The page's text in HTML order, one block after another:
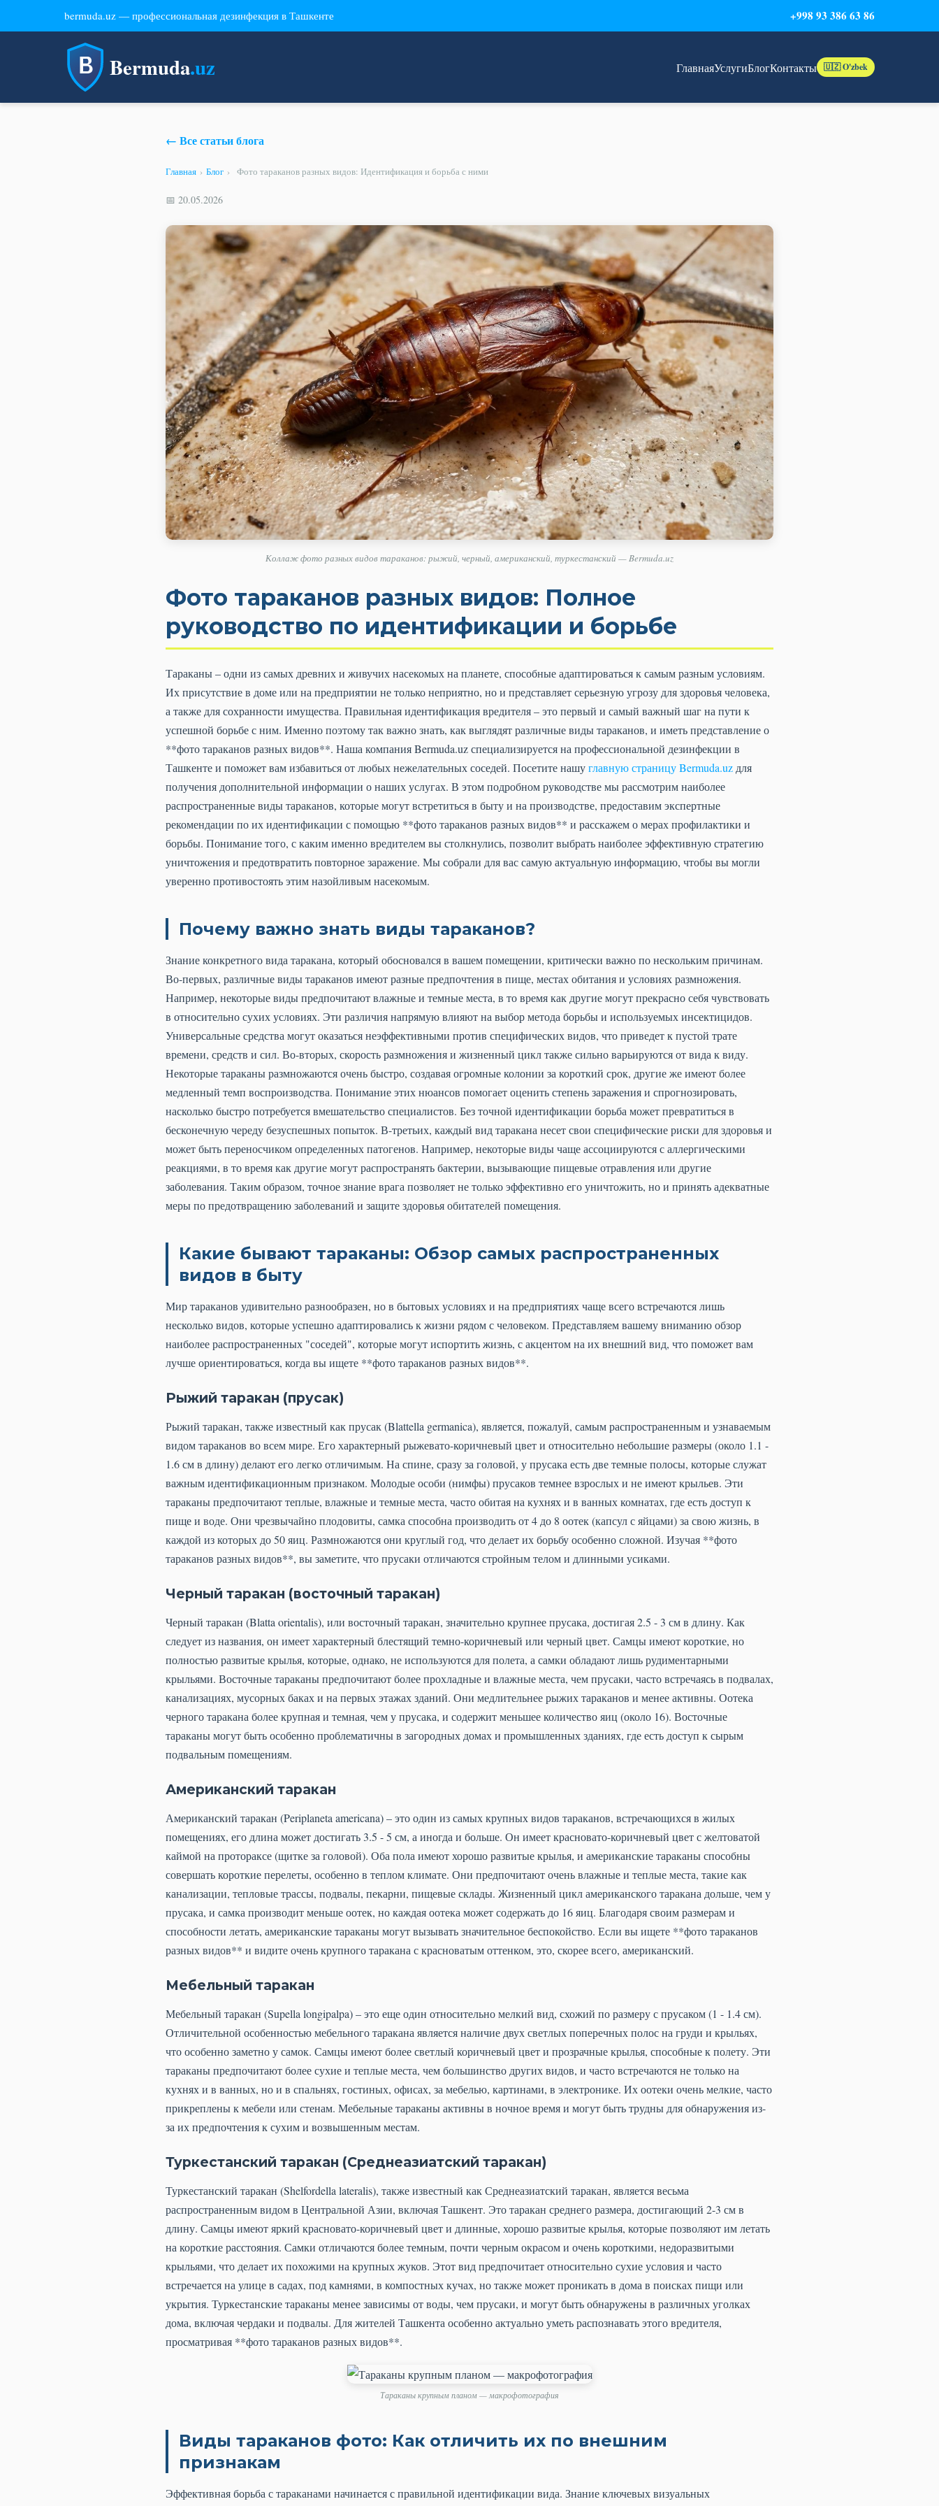
bermuda.uz — профессиональная дезинфекция в Ташкенте +998 93 386 63 86
Bermuda.uz ГлавнаяУслугиБлогКонтакты 🇺🇿 O'zbek
← Все статьи блога
Главная › Блог › Фото тараканов разных видов: Идентификация и борьба с ними
📅 20.05.2026
Коллаж фото разных видов тараканов: рыжий, черный, американский, туркестанский — Bermuda.uz
Фото тараканов разных видов: Полное
руководство по идентификации и борьбе
Тараканы – одни из самых древних и живучих насекомых на планете, способные адаптироваться к самым разным условиям.
Их присутствие в доме или на предприятии не только неприятно, но и представляет серьезную угрозу для здоровья человека,
а также для сохранности имущества. Правильная идентификация вредителя – это первый и самый важный шаг на пути к
успешной борьбе с ним. Именно поэтому так важно знать, как выглядят различные виды тараканов, и иметь представление о
**фото тараканов разных видов**. Наша компания Bermuda.uz специализируется на профессиональной дезинфекции в
Ташкенте и поможет вам избавиться от любых нежелательных соседей. Посетите нашуглавную страницу Bermuda.uz для
получения дополнительной информации о наших услугах. В этом подробном руководстве мы рассмотрим наиболее
распространенные виды тараканов, которые могут встретиться в быту и на производстве, предоставим экспертные
рекомендации по их идентификации с помощью **фото тараканов разных видов** и расскажем о мерах профилактики и
борьбы. Понимание того, с каким именно вредителем вы столкнулись, позволит выбрать наиболее эффективную стратегию
уничтожения и предотвратить повторное заражение. Мы собрали для вас самую актуальную информацию, чтобы вы могли
уверенно противостоять этим назойливым насекомым.
Почему важно знать виды тараканов?
Знание конкретного вида таракана, который обосновался в вашем помещении, критически важно по нескольким причинам.
Во-первых, различные виды тараканов имеют разные предпочтения в пище, местах обитания и условиях размножения.
Например, некоторые виды предпочитают влажные и темные места, в то время как другие могут прекрасно себя чувствовать
в относительно сухих условиях. Эти различия напрямую влияют на выбор метода борьбы и используемых инсектицидов.
Универсальные средства могут оказаться неэффективными против специфических видов, что приведет к пустой трате
времени, средств и сил. Во-вторых, скорость размножения и жизненный цикл также сильно варьируются от вида к виду.
Некоторые тараканы размножаются очень быстро, создавая огромные колонии за короткий срок, другие же имеют более
медленный темп воспроизводства. Понимание этих нюансов помогает оценить степень заражения и спрогнозировать,
насколько быстро потребуется вмешательство специалистов. Без точной идентификации борьба может превратиться в
бесконечную череду безуспешных попыток. В-третьих, каждый вид таракана несет свои специфические риски для здоровья и
может быть переносчиком определенных патогенов. Например, некоторые виды чаще ассоциируются с аллергическими
реакциями, в то время как другие могут распространять бактерии, вызывающие пищевые отравления или другие
заболевания. Таким образом, точное знание врага позволяет не только эффективно его уничтожить, но и принять адекватные
меры по предотвращению заболеваний и защите здоровья обитателей помещения.
Какие бывают тараканы: Обзор самых распространенных
видов в быту
Мир тараканов удивительно разнообразен, но в бытовых условиях и на предприятиях чаще всего встречаются лишь
несколько видов, которые успешно адаптировались к жизни рядом с человеком. Представляем вашему вниманию обзор
наиболее распространенных "соседей", которые могут испортить жизнь, с акцентом на их внешний вид, что поможет вам
лучше ориентироваться, когда вы ищете **фото тараканов разных видов**.
Рыжий таракан (прусак)
Рыжий таракан, также известный как прусак (Blattella germanica), является, пожалуй, самым распространенным и узнаваемым
видом тараканов во всем мире. Его характерный рыжевато-коричневый цвет и относительно небольшие размеры (около 1.1 -
1.6 см в длину) делают его легко отличимым. На спине, сразу за головой, у прусака есть две темные полосы, которые служат
важным идентификационным признаком. Молодые особи (нимфы) прусаков темнее взрослых и не имеют крыльев. Эти
тараканы предпочитают теплые, влажные и темные места, часто обитая на кухнях и в ванных комнатах, где есть доступ к
пище и воде. Они чрезвычайно плодовиты, самка способна производить от 4 до 8 оотек (капсул с яйцами) за свою жизнь, в
каждой из которых до 50 яиц. Размножаются они круглый год, что делает их борьбу особенно сложной. Изучая **фото
тараканов разных видов**, вы заметите, что прусаки отличаются стройным телом и длинными усиками.
Черный таракан (восточный таракан)
Черный таракан (Blatta orientalis), или восточный таракан, значительно крупнее прусака, достигая 2.5 - 3 см в длину. Как
следует из названия, он имеет характерный блестящий темно-коричневый или черный цвет. Самцы имеют короткие, но
полностью развитые крылья, которые, однако, не используются для полета, а самки обладают лишь рудиментарными
крыльями. Восточные тараканы предпочитают более прохладные и влажные места, чем прусаки, часто встречаясь в подвалах,
канализациях, мусорных баках и на первых этажах зданий. Они медлительнее рыжих тараканов и менее активны. Оотека
черного таракана более крупная и темная, чем у прусака, и содержит меньшее количество яиц (около 16). Восточные
тараканы могут быть особенно проблематичны в загородных домах и промышленных зданиях, где есть доступ к сырым
подвальным помещениям.
Американский таракан
Американский таракан (Periplaneta americana) – это один из самых крупных видов тараканов, встречающихся в жилых
помещениях, его длина может достигать 3.5 - 5 см, а иногда и больше. Он имеет красновато-коричневый цвет с желтоватой
каймой на протораксе (щитке за головой). Оба пола имеют хорошо развитые крылья, и американские тараканы способны
совершать короткие перелеты, особенно в теплом климате. Они предпочитают очень влажные и теплые места, такие как
канализации, тепловые трассы, подвалы, пекарни, пищевые склады. Жизненный цикл американского таракана дольше, чем у
прусака, и самка производит меньше оотек, но каждая оотека может содержать до 16 яиц. Благодаря своим размерам и
способности летать, американские тараканы могут вызывать значительное беспокойство. Если вы ищете **фото тараканов
разных видов** и видите очень крупного таракана с красноватым оттенком, это, скорее всего, американский.
Мебельный таракан
Мебельный таракан (Supella longipalpa) – это еще один относительно мелкий вид, схожий по размеру с прусаком (1 - 1.4 см).
Отличительной особенностью мебельного таракана является наличие двух светлых поперечных полос на груди и крыльях,
что особенно заметно у самок. Самцы имеют более светлый коричневый цвет и прозрачные крылья, способные к полету. Эти
тараканы предпочитают более сухие и теплые места, чем большинство других видов, и часто встречаются не только на
кухнях и в ванных, но и в спальнях, гостиных, офисах, за мебелью, картинами, в электронике. Их оотеки очень мелкие, часто
прикреплены к мебели или стенам. Мебельные тараканы активны в ночное время и могут быть трудны для обнаружения из-
за их предпочтения к сухим и возвышенным местам.
Туркестанский таракан (Среднеазиатский таракан)
Туркестанский таракан (Shelfordella lateralis), также известный как Среднеазиатский таракан, является весьма
распространенным видом в Центральной Азии, включая Ташкент. Это таракан среднего размера, достигающий 2-3 см в
длину. Самцы имеют яркий красновато-коричневый цвет и длинные, хорошо развитые крылья, которые позволяют им летать
на короткие расстояния. Самки отличаются более темным, почти черным окрасом и очень короткими, недоразвитыми
крыльями, что делает их похожими на крупных жуков. Этот вид предпочитает относительно сухие условия и часто
встречается на улице в садах, под камнями, в компостных кучах, но также может проникать в дома в поисках пищи или
укрытия. Туркестанские тараканы менее зависимы от воды, чем прусаки, и могут быть обнаружены в различных уголках
дома, включая чердаки и подвалы. Для жителей Ташкента особенно актуально уметь распознавать этого вредителя,
просматривая **фото тараканов разных видов**.
Тараканы крупным планом — макрофотография
Виды тараканов фото: Как отличить их по внешним
признакам
Эффективная борьба с тараканами начинается с правильной идентификации вида. Знание ключевых визуальных